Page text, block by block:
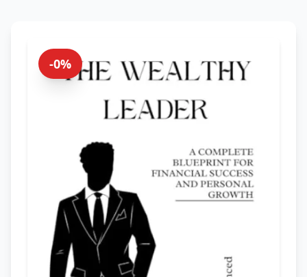
-0%